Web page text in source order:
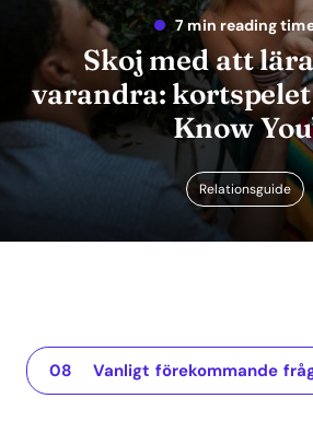
7 min reading
Skoj med att
varandra: kortspelet
Know
Relationsguide
Introduktion till kortspelet 'Getting
The app for your
Fördelarna med ett lärande
Exempel på frågor i kortspelet 'Getting
Integration av gamification i
Avkastning på investeringar i
Sammanfattning: Varför par bör spela kortspelet
Vanligt förekommande